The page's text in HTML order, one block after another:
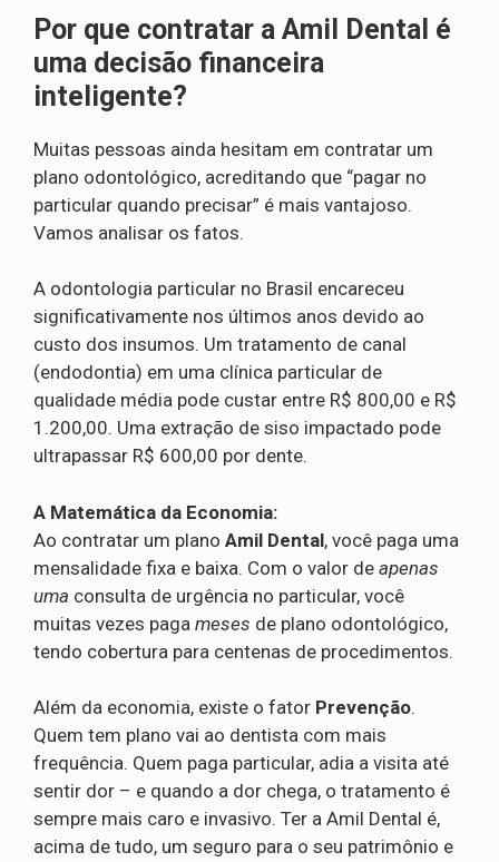
Por que contratar a Amil Dental é
uma decisão financeira
inteligente?
Muitas pessoas ainda hesitam em contratar um
plano odontológico, acreditando que “pagar no
particular quando precisar” é mais vantajoso.
Vamos analisar os fatos.
A odontologia particular no Brasil encareceu
significativamente nos últimos anos devido ao
custo dos insumos. Um tratamento de canal
(endodontia) em uma clínica particular de
qualidade média pode custar entre R$ 800,00 e R$
1.200,00. Uma extração de siso impactado pode
ultrapassar R$ 600,00 por dente.
A Matemática da Economia:
Ao contratar um plano Amil Dental, você paga uma
mensalidade fixa e baixa. Com o valor de apenas
uma consulta de urgência no particular, você
muitas vezes paga meses de plano odontológico,
tendo cobertura para centenas de procedimentos.
Além da economia, existe o fator Prevenção.
Quem tem plano vai ao dentista com mais
frequência. Quem paga particular, adia a visita até
sentir dor – e quando a dor chega, o tratamento é
sempre mais caro e invasivo. Ter a Amil Dental é,
acima de tudo, um seguro para o seu patrimônio e